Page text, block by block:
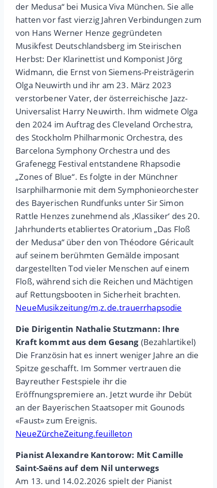
der Medusa“ bei Musica Viva München. Sie alle
hatten vor fast vierzig Jahren Verbindungen zum
von Hans Werner Henze gegründeten
Musikfest Deutschlandsberg im Steirischen
Herbst: Der Klarinettist und Komponist Jörg
Widmann, die Ernst von Siemens-Preisträgerin
Olga Neuwirth und ihr am 23. März 2023
verstorbener Vater, der österreichische Jazz-
Universalist Harry Neuwirth. Ihm widmete Olga
den 2024 im Auftrag des Cleveland Orchestra,
des Stockholm Philharmonic Orchestra, des
Barcelona Symphony Orchestra und des
Grafenegg Festival entstandene Rhapsodie
„Zones of Blue“. Es folgte in der Münchner
Isarphilharmonie mit dem Symphonieorchester
des Bayerischen Rundfunks unter Sir Simon
Rattle Henzes zunehmend als ‚Klassiker‘ des 20.
Jahrhunderts etabliertes Oratorium „Das Floß
der Medusa“ über den von Théodore Géricault
auf seinem berühmten Gemälde imposant
dargestellten Tod vieler Menschen auf einem
Floß, während sich die Reichen und Mächtigen
auf Rettungsbooten in Sicherheit brachten.
NeueMusikzeitung/m,z.de.trauerrhapsodie
Die Dirigentin Nathalie Stutzmann: Ihre
Kraft kommt aus dem Gesang (Bezahlartikel)
Die Französin hat es innert weniger Jahre an die
Spitze geschafft. Im Sommer vertrauen die
Bayreuther Festspiele ihr die
Eröffnungspremiere an. Jetzt wurde ihr Debüt
an der Bayerischen Staatsoper mit Gounods
«Faust» zum Ereignis.
NeueZürcheZeitung.feuilleton
Pianist Alexandre Kantorow: Mit Camille
Saint-Saëns auf dem Nil unterwegs
Am 13. und 14.02.2026 spielt der Pianist